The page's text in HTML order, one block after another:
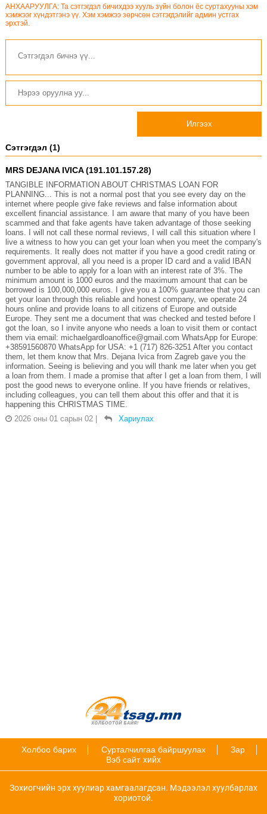
АНХААРУУЛГА: Та сэтгэгдэл бичихдээ хууль зүйн болон ёс суртахууны хэм
хэмжээг хүндэтгэнэ үү. Хэм хэмжээ зөрчсөн сэтгэгдэлийг админ устгах
эрхтэй.
Илгээх
Сэтгэгдэл (1)
MRS DEJANA IVICA (191.101.157.28)
TANGIBLE INFORMATION ABOUT CHRISTMAS LOAN FOR
PLANNING... This is not a normal post that you see every day on the
internet where people give fake reviews and false information about
excellent financial assistance. I am aware that many of you have been
scammed and that fake agents have taken advantage of those seeking
loans. I will not call these normal reviews, I will call this situation where I
live a witness to how you can get your loan when you meet the company's
requirements. It really does not matter if you have a good credit rating or
government approval, all you need is a proper ID card and a valid IBAN
number to be able to apply for a loan with an interest rate of 3%. The
minimum amount is 1000 euros and the maximum amount that can be
borrowed is 100,000,000 euros. I give you a 100% guarantee that you can
get your loan through this reliable and honest company, we operate 24
hours online and provide loans to all citizens of Europe and outside
Europe. They sent me a document that was checked and tested before I
got the loan, so I invite anyone who needs a loan to visit them or contact
them via email: michaelgardloanoffice@gmail.com WhatsApp for Europe:
+38591560870 WhatsApp for USA: +1 (717) 826-3251 After you contact
them, let them know that Mrs. Dejana Ivica from Zagreb gave you the
information. Seeing is believing and you will thank me later when you get
a loan from them. I made a promise that after I get a loan from them, I will
post the good news to everyone online. If you have friends or relatives,
including colleagues, you can tell them about this offer and that it is
happening this CHRISTMAS TIME.
2026 оны 01 сарын 02
Хариулах
Холбоо барих Сурталчилгаа байршуулах
Зар
Вэб сайт хийх
Зохиогчийн эрх хуулиар хамгаалагдсан. Мэдээлэл хуулбарлах
хориотой.